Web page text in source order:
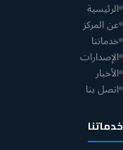
الرئيسية
عن المركز
خدماتنا
الإصدارات
الأخبار
اتصل بنا
خدماتنا